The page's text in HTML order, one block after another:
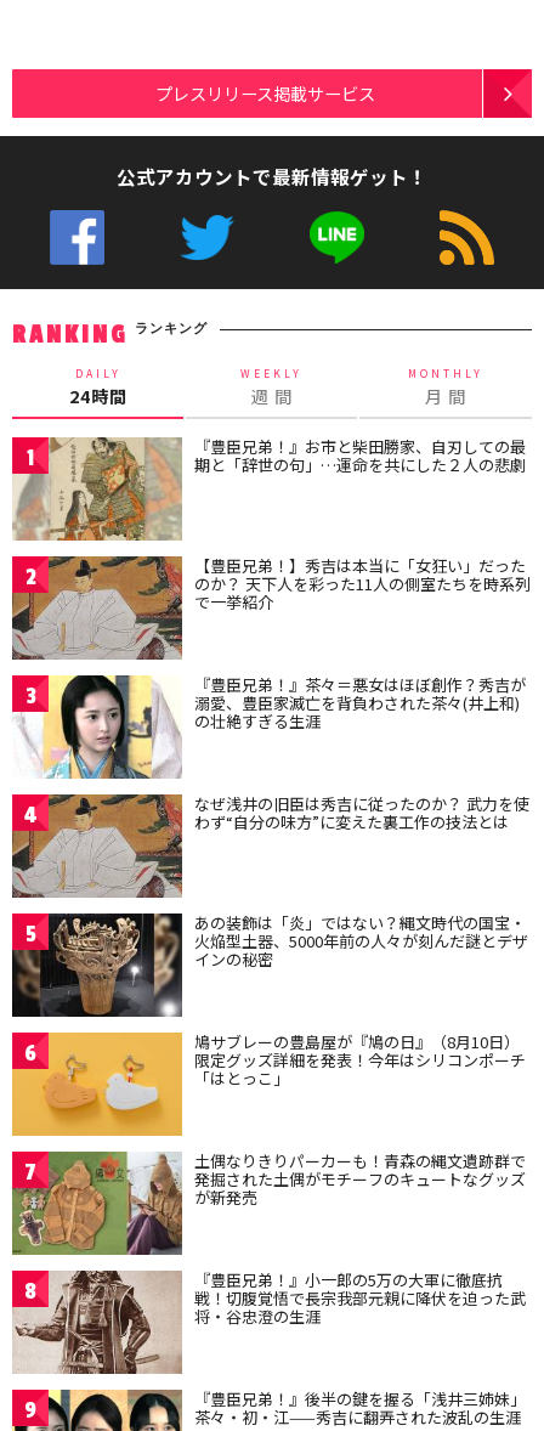
プレスリリース掲載サービス
公式アカウントで最新情報ゲット！
RANKING ランキング
DAILY
24時間
WEEKLY
週 間
MONTHLY
月 間
1 『豊臣兄弟！』お市と柴田勝家、自刃しての最
期と「辞世の句」…運命を共にした２人の悲劇
2 【豊臣兄弟！】秀吉は本当に「女狂い」だった
のか？ 天下人を彩った11人の側室たちを時系列
で一挙紹介
3 『豊臣兄弟！』茶々＝悪女はほぼ創作？秀吉が
溺愛、豊臣家滅亡を背負わされた茶々(井上和)
の壮絶すぎる生涯
4 なぜ浅井の旧臣は秀吉に従ったのか？ 武力を使
わず“自分の味方”に変えた裏工作の技法とは
5 あの装飾は「炎」ではない？縄文時代の国宝・
火焔型土器、5000年前の人々が刻んだ謎とデザ
インの秘密
6 鳩サブレーの豊島屋が『鳩の日』（8月10日）
限定グッズ詳細を発表！今年はシリコンポーチ
「はとっこ」
7 土偶なりきりパーカーも！青森の縄文遺跡群で
発掘された土偶がモチーフのキュートなグッズ
が新発売
8 『豊臣兄弟！』小一郎の5万の大軍に徹底抗
戦！切腹覚悟で長宗我部元親に降伏を迫った武
将・谷忠澄の生涯
9 『豊臣兄弟！』後半の鍵を握る「浅井三姉妹」
茶々・初・江——秀吉に翻弄された波乱の生涯